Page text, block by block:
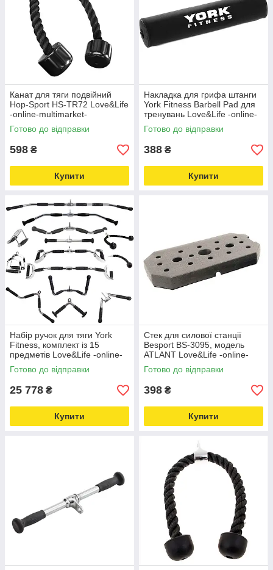
Канат для тяги подвійний
Hop-Sport HS-TR72 Love&Life
-online-multimarket-
Готово до відправки
598 ₴
Купити
Накладка для грифа штанги
York Fitness Barbell Pad для
тренувань Love&Life -online-
multimarket-
Готово до відправки
388 ₴
Купити
Набір ручок для тяги York
Fitness, комплект із 15
предметів Love&Life -online-
multimarket-
Готово до відправки
25 778 ₴
Купити
Стек для силової станції
Besport BS-3095, модель
ATLANT Love&Life -online-
multimarket-
Готово до відправки
398 ₴
Купити